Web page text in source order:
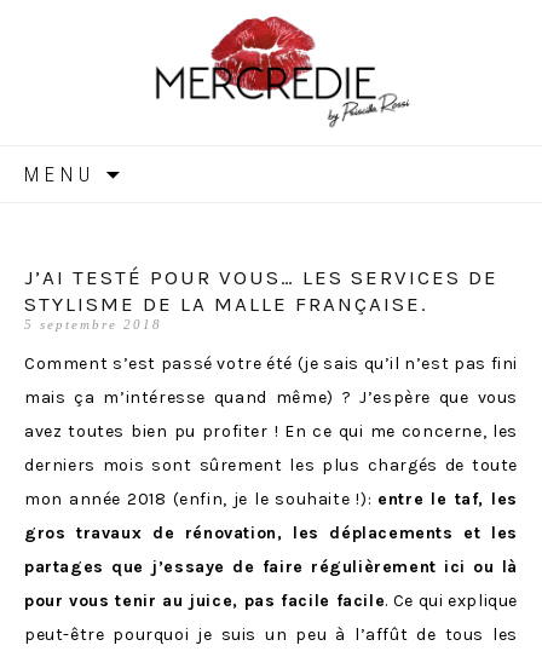
MERCREDIE
MENU
J’AI TESTÉ POUR VOUS… LES SERVICES DE
STYLISME DE LA MALLE FRANÇAISE.
5 septembre 2018
Comment s’est passé votre été (je sais qu’il n’est pas fini
mais ça m’intéresse quand même) ? J’espère que vous
avez toutes bien pu profiter ! En ce qui me concerne, les
derniers mois sont sûrement les plus chargés de toute
mon année 2018 (enfin, je le souhaite !): entre le taf, les
gros travaux de rénovation, les déplacements et les
partages que j’essaye de faire régulièrement ici ou là
pour vous tenir au juice, pas facile facile. Ce qui explique
peut-être pourquoi je suis un peu à l’affût de tous les